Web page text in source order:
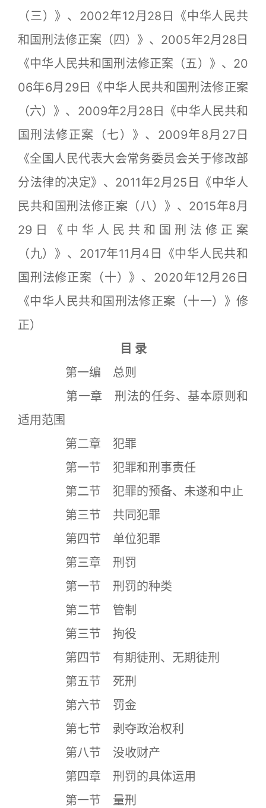
（三）》、2002年12月28日《中华人民共
和国刑法修正案（四）》、2005年2月28日
《中华人民共和国刑法修正案（五）》、20
06年6月29日《中华人民共和国刑法修正案
（六）》、2009年2月28日《中华人民共和
国刑法修正案（七）》、2009年8月27日
《全国人民代表大会常务委员会关于修改部
分法律的决定》、2011年2月25日《中华人
民共和国刑法修正案（八）》、2015年8月
29日《中华人民共和国刑法修正案
（九）》、2017年11月4日《中华人民共和
国刑法修正案（十）》、2020年12月26日
《中华人民共和国刑法修正案（十一）》修
正）
目 录
第一编 总则
第一章 刑法的任务、基本原则和
适用范围
第二章 犯罪
第一节 犯罪和刑事责任
第二节 犯罪的预备、未遂和中止
第三节 共同犯罪
第四节 单位犯罪
第三章 刑罚
第一节 刑罚的种类
第二节 管制
第三节 拘役
第四节 有期徒刑、无期徒刑
第五节 死刑
第六节 罚金
第七节 剥夺政治权利
第八节 没收财产
第四章 刑罚的具体运用
第一节 量刑